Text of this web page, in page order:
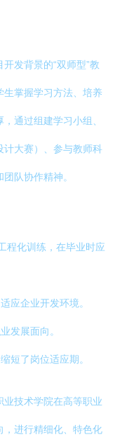
发背景的“双师型”教
生掌握学习方法、培养
通过组建学习小组、
计大赛）、参与教师科
队协作精神。
程化训练，在毕业时应
应企业开发环境。
发展面向。
短了岗位适应期。
技术学院在高等职业
，进行精细化、特色化